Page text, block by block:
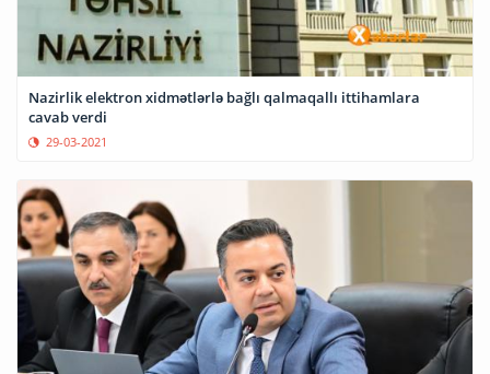
Nazirlik elektron xidmətlərlə bağlı qalmaqallı ittihamlara
cavab verdi
29-03-2021